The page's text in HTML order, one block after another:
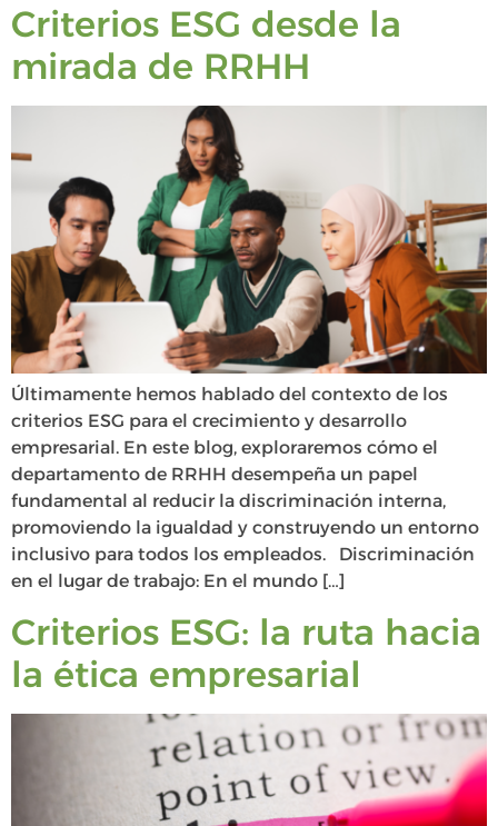
Criterios ESG desde la
mirada de RRHH
Últimamente hemos hablado del contexto de los
criterios ESG para el crecimiento y desarrollo
empresarial. En este blog, exploraremos cómo el
departamento de RRHH desempeña un papel
fundamental al reducir la discriminación interna,
promoviendo la igualdad y construyendo un entorno
inclusivo para todos los empleados. Discriminación
en el lugar de trabajo: En el mundo […]
Criterios ESG: la ruta hacia
la ética empresarial